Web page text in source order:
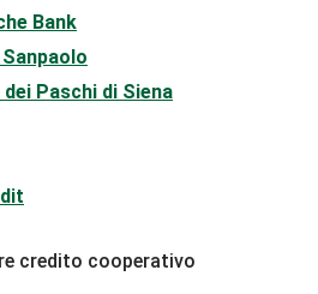
Bank
Paschi di Siena
credito cooperativo